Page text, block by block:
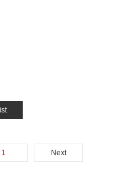
1 Next